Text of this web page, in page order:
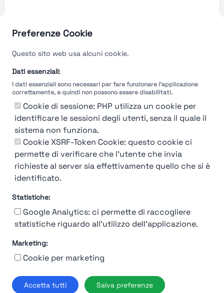
Preferenze Cookie
Questo sito web usa alcuni cookie.
Dati essenziali:
I dati essenziali sono necessari per fare funzionare l'applicazione
correttamente, e quindi non possono essere disabilitati.
Cookie di sessione: PHP utilizza un cookie per
identificare le sessioni degli utenti, senza il quale il
sistema non funziona.
Cookie XSRF-Token Cookie: questo cookie ci
permette di verificare che l'utente che invia
richieste al server sia effettivamente quello che si è
identificato.
Statistiche:
Google Analytics: ci permette di raccogliere
statistiche riguardo all'utilizzo dell'applicazione.
Marketing:
Cookie per marketing
Accetta tutti Salva preferenze
You're Not logged in
LoginorIscrivitiper vedere
Termini e Condizioni
© 2019-2026 Stupendio. Tutti i diritti riservati | Smarteris S.r.l. P.IVA
02659750992 | Capitale Sociale € 2.550 i.v.